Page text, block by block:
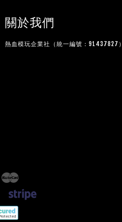
關於我們
熱血模玩企業社（統一編號：91437827）
Visa